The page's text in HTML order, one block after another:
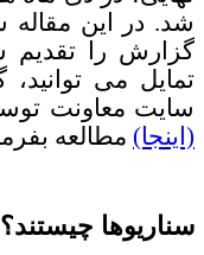
شد. در این
گزارش را تقدیم
تمایل می
سایت معاونت
(اینجا) مطالعه
سناریوها چیستند؟